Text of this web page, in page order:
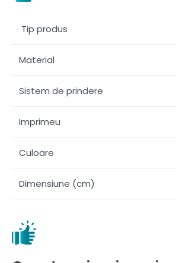
Tip produs
Material
Sistem de prindere
Imprimeu
Culoare
Dimensiune (cm)